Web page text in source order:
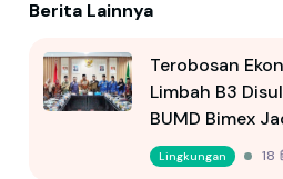
Berita Lainnya
Terobosan
Limbah B3
BUMD Bimex
Lingkungan